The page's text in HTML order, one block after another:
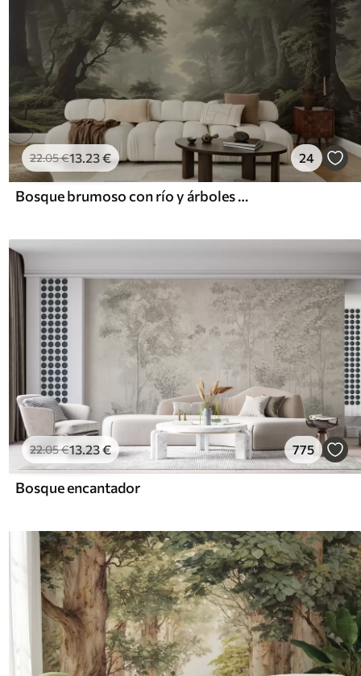
22.05€13.23€ 24
Bosque brumoso con río y árboles antiguos de gran altura
22.05€13.23€ 775
Bosque encantador